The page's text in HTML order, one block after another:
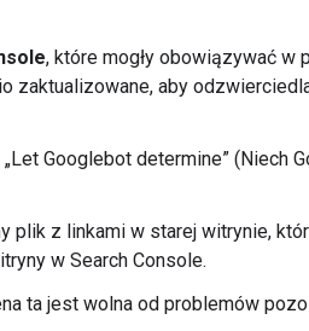
, które mogły obowiązywać w
aby
Googlebot determine” (Niech
plik z linkami w starej witrynie,
w Search Console.
ta jest wolna od problemów